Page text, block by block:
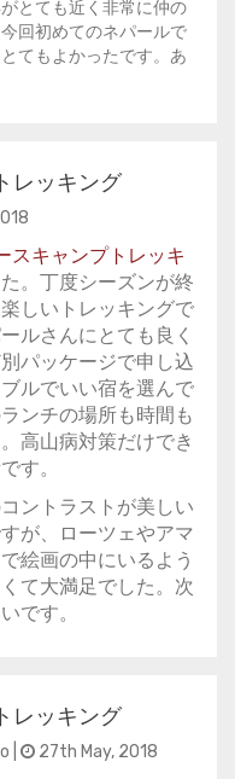
とても近く非常に仲の
回初めてのネパールで
てもよかったです。あ
レッキング
スキャンプトレッキ
。丁度シーズンが終
しいトレッキングで
ルさんにとても良く
パッケージで申し込
ルでいい宿を選んで
ンチの場所も時間も
高山病対策だけでき
す。
ントラストが美しい
が、ローツェやアマ
絵画の中にいるよう
て大満足でした。次
です。
レッキング
| 27th May, 2018